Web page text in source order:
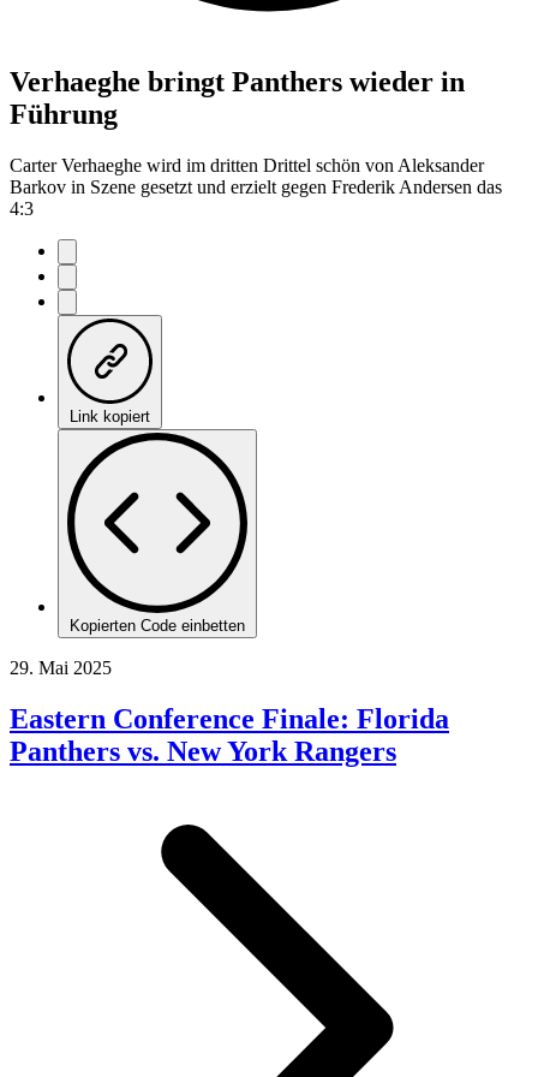
Verhaeghe bringt Panthers wieder in
Führung
Carter Verhaeghe wird im dritten Drittel schön von Aleksander
Barkov in Szene gesetzt und erzielt gegen Frederik Andersen das
4:3
Link kopiert
Kopierten Code einbetten
29. Mai 2025
Eastern Conference Finale: Florida
Panthers vs. New York Rangers